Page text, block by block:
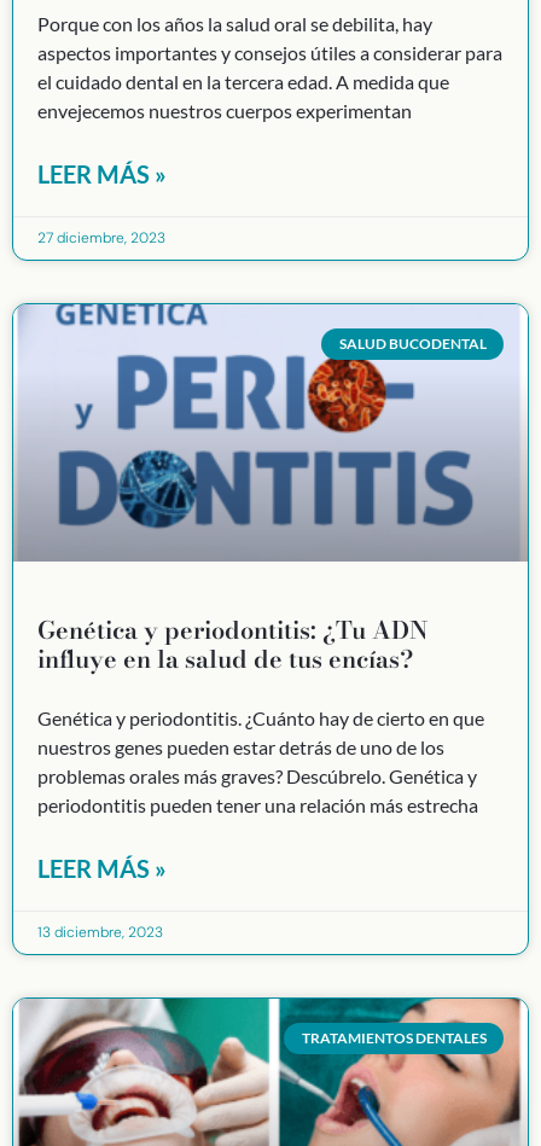
Porque con los años la salud oral se debilita, hay
aspectos importantes y consejos útiles a considerar para
el cuidado dental en la tercera edad. A medida que
envejecemos nuestros cuerpos experimentan
LEER MÁS »
27 diciembre, 2023
SALUD BUCODENTAL
Genética y periodontitis: ¿Tu ADN
influye en la salud de tus encías?
Genética y periodontitis. ¿Cuánto hay de cierto en que
nuestros genes pueden estar detrás de uno de los
problemas orales más graves? Descúbrelo. Genética y
periodontitis pueden tener una relación más estrecha
LEER MÁS »
13 diciembre, 2023
TRATAMIENTOS DENTALES